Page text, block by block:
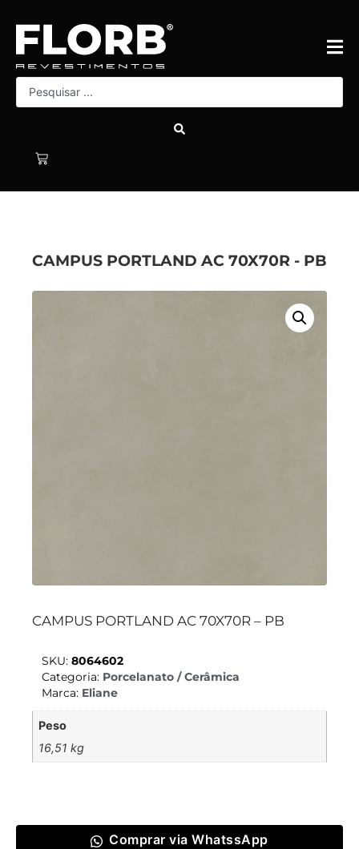
CAMPUS PORTLAND AC 70X70R - PB
CAMPUS PORTLAND AC 70X70R – PB
SKU: 8064602
Categoria: Porcelanato / Cerâmica
Marca: Eliane
Peso
16,51 kg
Comprar via WhatssApp